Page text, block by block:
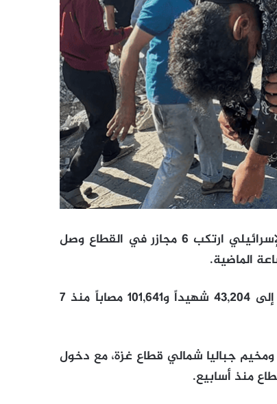
أعلنت وزارة الصحة الفلسطينية في قطاع غزة أن الاحتلال الإسرائيلي ارتكب 6 مجازر في القطاع وصل
وأضافت الوزارة أن حصيلة العدوان الإسرائيلي ارتفعت بذلك إلى 43,204 شهيداً و101,641 مصاباً منذ 7
ومخيم جباليا شمالي قطاع غزة، مع دخول